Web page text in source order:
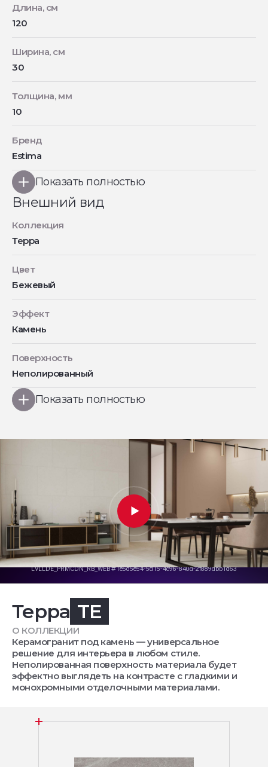
Длина, см
120
Ширина, см
30
Толщина, мм
10
Бренд
Estima
Показать полностью
Внешний вид
Коллекция
Терра
Цвет
Бежевый
Эффект
Камень
Поверхность
Неполированный
Показать полностью
Терра TE
О КОЛЛЕКЦИИ
Керамогранит под камень — универсальное
решение для интерьера в любом стиле.
Неполированная поверхность материала будет
эффектно выглядеть на контрасте с гладкими и
монохромными отделочными материалами.